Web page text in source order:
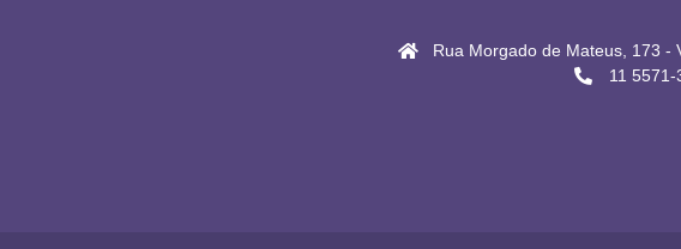
Rua Morgado de Mateus, 173 -
11 5571-